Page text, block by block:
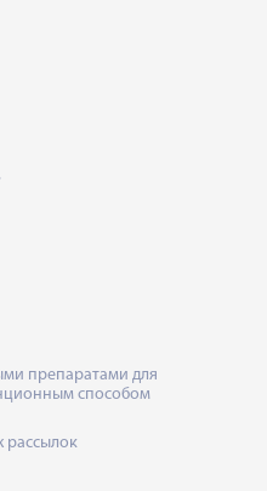
препаратами для
способом
рассылок